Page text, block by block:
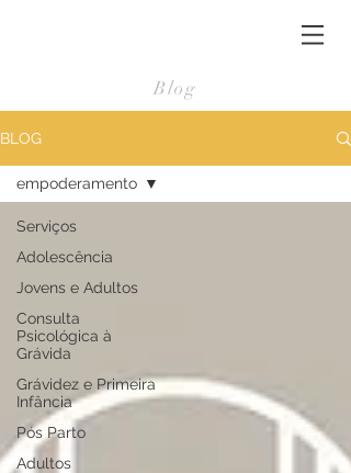
Blog
BLOG
Serviços
Adolescência
Jovens e Adultos
Consulta
Psicológica à
Grávida
Grávidez e Primeira
Infância
Pós Parto
Adultos
empoderamento